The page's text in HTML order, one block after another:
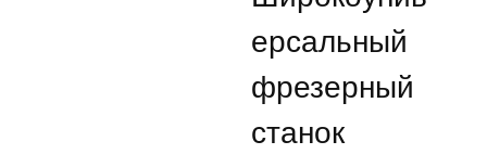
ерсальный
фрезерный
станок